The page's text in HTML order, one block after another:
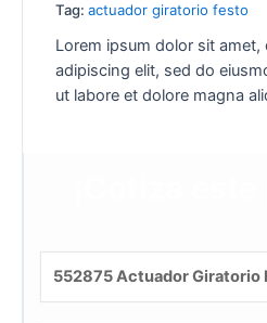
Tag: actuador giratorio festo
Lorem ipsum dolor sit
adipiscing elit, sed do
ut labore et dolore magna